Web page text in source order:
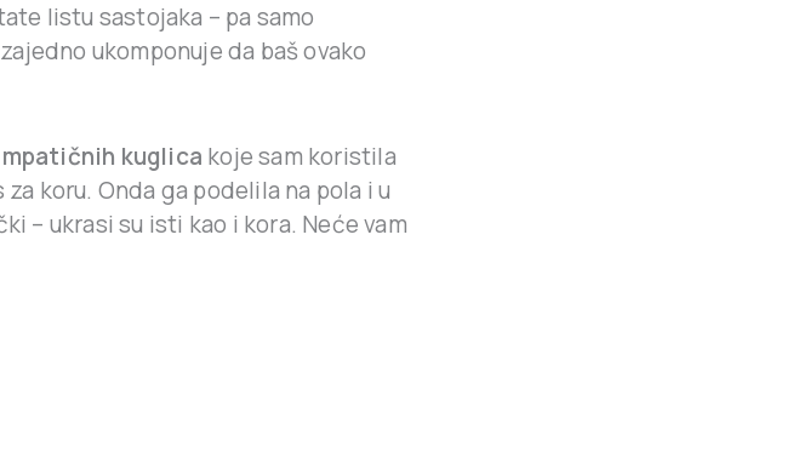
listu sastojaka – pa samo
ukomponuje da baš ovako
kuglica koje sam koristila
koru. Onda ga podelila na pola i u
– ukrasi su isti kao i kora. Neće vam